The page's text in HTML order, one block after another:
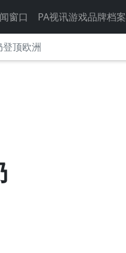
窗口 PA视讯游戏品牌档案
顶欧洲